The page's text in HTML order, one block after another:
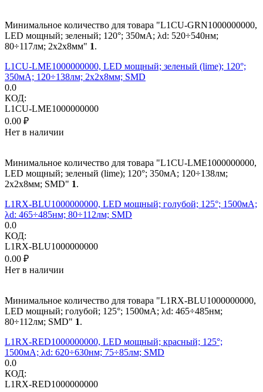
Минимальное количество для товара "L1CU-GRN1000000000,
LED мощный; зеленый; 120°; 350мА; λd: 520÷540нм;
80÷117лм; 2x2x8мм" 1.
L1CU-LME1000000000, LED мощный; зеленый (lime); 120°;
350мА; 120÷138лм; 2x2x8мм; SMD
0.0
КОД:
L1CU-LME1000000000
0.00 ₽
Нет в наличии
Минимальное количество для товара "L1CU-LME1000000000,
LED мощный; зеленый (lime); 120°; 350мА; 120÷138лм;
2x2x8мм; SMD" 1.
L1RX-BLU1000000000, LED мощный; голубой; 125°; 1500мА;
λd: 465÷485нм; 80÷112лм; SMD
0.0
КОД:
L1RX-BLU1000000000
0.00 ₽
Нет в наличии
Минимальное количество для товара "L1RX-BLU1000000000,
LED мощный; голубой; 125°; 1500мА; λd: 465÷485нм;
80÷112лм; SMD" 1.
L1RX-RED1000000000, LED мощный; красный; 125°;
1500мА; λd: 620÷630нм; 75÷85лм; SMD
0.0
КОД:
L1RX-RED1000000000